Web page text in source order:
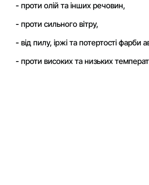
- проти олій та інших речовин,
- проти сильного вітру,
- від пилу, іржі та потертості фарби
- проти високих та низьких